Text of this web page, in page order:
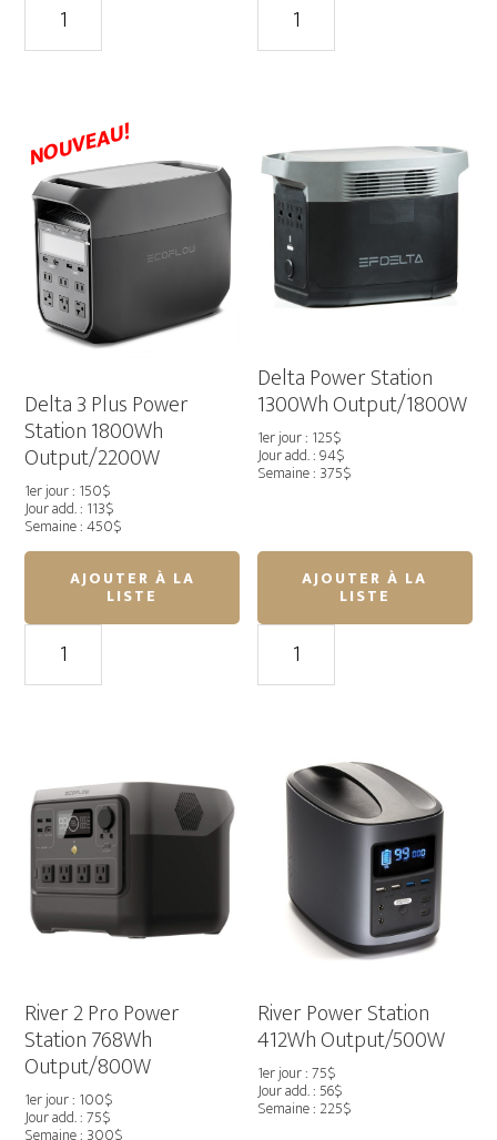
MacBook
po
Puce
M2
64
Go
Mini
Beat
13.3¨
NOUVEAU!
Delta 3 Plus Power
Station 1800Wh
Output/2200W
1er jour : 150$
Jour add. : 113$
Semaine : 450$
AJOUTER À LA
LISTE
quantité
Delta
Station
1800Wh
Output/2200W
Delta Power Station
1300Wh Output/1800W
1er jour : 125$
Jour add. : 94$
Semaine : 375$
AJOUTER À LA
LISTE
quantité
Delta
1300Wh
Output/1800W
River 2 Pro Power
Station 768Wh
Output/800W
1er jour : 100$
Jour add. : 75$
Semaine : 300$
River Power Station
412Wh Output/500W
1er jour : 75$
Jour add. : 56$
Semaine : 225$